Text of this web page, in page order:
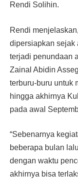
Rendi Solihin.
Rendi
dipersiapkan sejak
terjadi penundaan
Zainal Abidin
terburu-buru untuk
hingga akhirnya
pada awal
“Sebenarnya
beberapa bulan
dengan waktu
akhirnya bisa